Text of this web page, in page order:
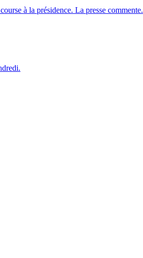
à la présidence. La presse commente.